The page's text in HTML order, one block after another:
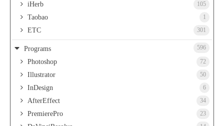
iHerb 105
Taobao 1
ETC 301
Programs 596
Photoshop 72
Illustrator 50
InDesign 6
AfterEffect 34
PremierePro 23